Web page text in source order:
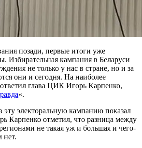
позади, первые итоги уже
Избирательная кампания в Беларуси
не только у нас в стране, но и за
они и сегодня. На наиболее
глава ЦИК Игорь Карпенко,
«.
электоральную кампанию показал
Карпенко отметил, что разница между
не такая уж и большая и чего-
нет.